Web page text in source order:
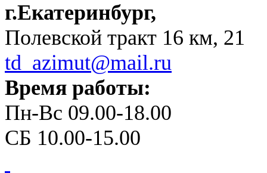
г.Екатеринбург,
Полевской тракт 16 км, 21
td_azimut@mail.ru
Время работы:
Пн-Вс 09.00-18.00
СБ 10.00-15.00